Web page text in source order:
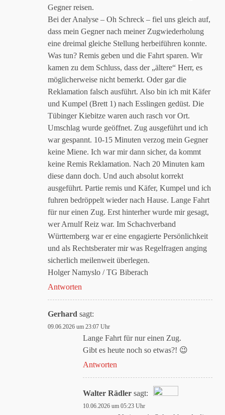
Gegner reisen.
Bei der Analyse – Oh Schreck – fiel uns gleich auf,
dass mein Gegner nach meiner Zugwiederholung
eine dreimal gleiche Stellung herbeiführen konnte.
Was tun? Remis geben und die Fahrt sparen. Wir
kamen zu dem Schluss, dass der „ältere“ Herr, es
möglicherweise nicht bemerkt. Oder gar die
Reklamation falsch ausführt. Also bin ich mit Käfer
und Kumpel (Brett 1) nach Esslingen gedüst. Die
Tübinger Kiebitze waren auch rasch vor Ort.
Umschlag wurde geöffnet. Zug ausgeführt und ich
war gespannt. 10-15 Minuten verzog mein Gegner
keine Miene. Ich war mir dann sicher, da kommt
keine Remis Reklamation. Nach 20 Minuten kam
diese dann doch. Und auch absolut korrekt
ausgeführt. Partie remis und Käfer, Kumpel und ich
fuhren bedröppelt wieder nach Hause. Lange Fahrt
für nur einen Zug. Erst hinterher wurde mir gesagt,
wer Arnulf Reiz war. Im Schachverband
Württemberg war er eine engagierte Persönlichkeit
und als Rechtsberater mir was Regelfragen anging
sicherlich meilenweit überlegen.
Holger Namyslo / TG Biberach
Antworten
Gerhard sagt:
09.06.2026 um 23:07 Uhr
Lange Fahrt für nur einen Zug.
Gibt es heute noch so etwas?! 😉
Antworten
Walter Rädler sagt:
Das „Echte-Person“-Abzeichen!
10.06.2026 um 05:23 Uhr